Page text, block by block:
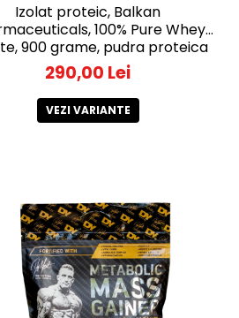
Izolat proteic, Balkan
100% Pure Whey
900 grame, pudra proteica
290,00 Lei
VEZI VARIANTE